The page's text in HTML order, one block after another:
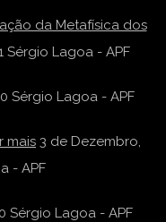
da Metafísica dos
Sérgio Lagoa - APF
Sérgio Lagoa - APF
mais 3 de Dezembro,
- APF
Sérgio Lagoa - APF